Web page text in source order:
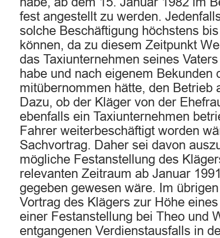
fest angestellt zu werden.
solche Beschäftigung höchstens
können, da zu diesem Zeitpunkt
das Taxiunternehmen seines
habe und nach eigenem Bekunden
mitübernommen hätte, den Betrieb
Dazu, ob der Kläger von der
ebenfalls ein Taxiunternehmen
Fahrer weiterbeschäftigt worden
Sachvortrag. Daher sei davon
mögliche Festanstellung des
relevanten Zeitraum ab Januar
gegeben gewesen wäre. Im
Vortrag des Klägers zur Höhe
einer Festanstellung bei Theo und
entgangenen Verdienstausfalls in